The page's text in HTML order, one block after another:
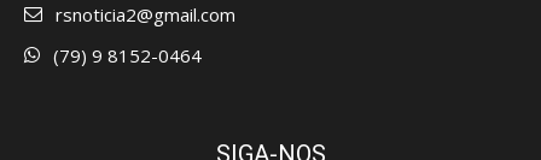
rsnoticia2@gmail.com
(79) 9 8152-0464
SIGA-NOS